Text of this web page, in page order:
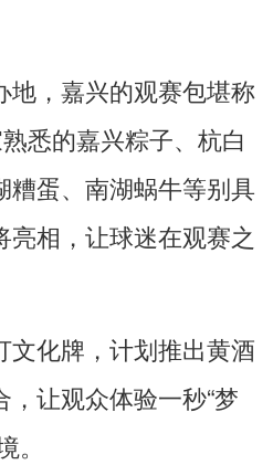
，嘉兴的观赛包堪称
悉的嘉兴粽子、杭白
糟蛋、南湖蜗牛等别具
相，让球迷在观赛之
化牌，计划推出黄酒
让观众体验一秒“梦